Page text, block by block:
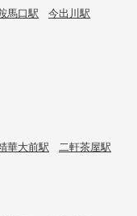
馬口駅
今出川駅
華大前駅
二軒茶屋駅